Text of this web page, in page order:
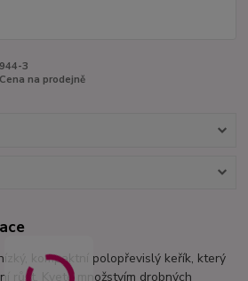
944-3
Cena na prodejně
kompaktní polopřevislý keřík, který
růst. Kvete množstvím drobných